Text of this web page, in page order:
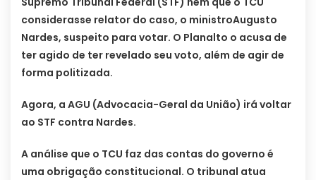
considerasse relator do caso, o ministroAugusto
Nardes, suspeito para votar. O Planalto o acusa de
ter agido de ter revelado seu voto, além de agir de
forma politizada.
Agora, a AGU (Advocacia-Geral da União) irá voltar
ao STF contra Nardes.
A análise que o TCU faz das contas do governo é
uma obrigação constitucional. O tribunal atua